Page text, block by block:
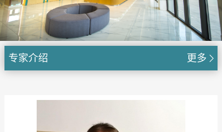
专家介绍 更多